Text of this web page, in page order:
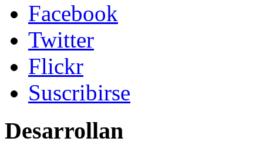
Facebook
Twitter
Flickr
Suscribirse
Desarrollan